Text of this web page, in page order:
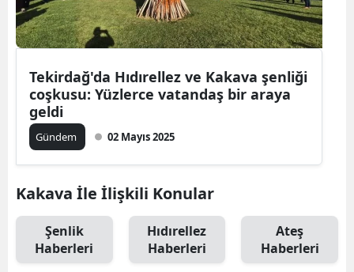
Tekirdağ'da Hıdırellez ve Kakava şenliği
coşkusu: Yüzlerce vatandaş bir araya
geldi
Gündem 02 Mayıs 2025
Kakava İle İlişkili Konular
Şenlik
Haberleri
Hıdırellez
Haberleri
Ateş
Haberleri